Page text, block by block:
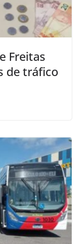
Freitas
de tráfico